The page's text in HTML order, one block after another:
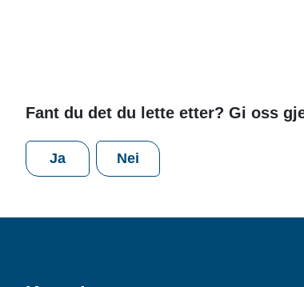
Fant du det du lette etter? Gi oss
Ja Nei